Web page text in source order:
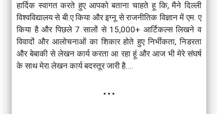
हार्दिक स्वागत करते हुए आपको बताना चाहते हू कि, मैने दिल्ली
विश्वविद्यालय से बी.ए किया और इग्नू से राजनीतिक विज्ञान में एम. ए
किया है और पिछले 7 सालों से 15,000+ आर्टिकल्स लिखने व
विवादों और आलोचनाओं का शिकार होते हुए निर्भीकता, निडरता
और बेबाकी से लेखन कार्य करता आ रहा हूं और आज भी मेरे संघर्ष
के साथ मेरा लेखन कार्य बदस्तूर जारी है....
...